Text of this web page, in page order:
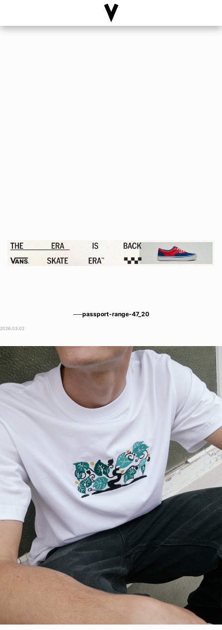
──passport-range-47_20
2026.03.02